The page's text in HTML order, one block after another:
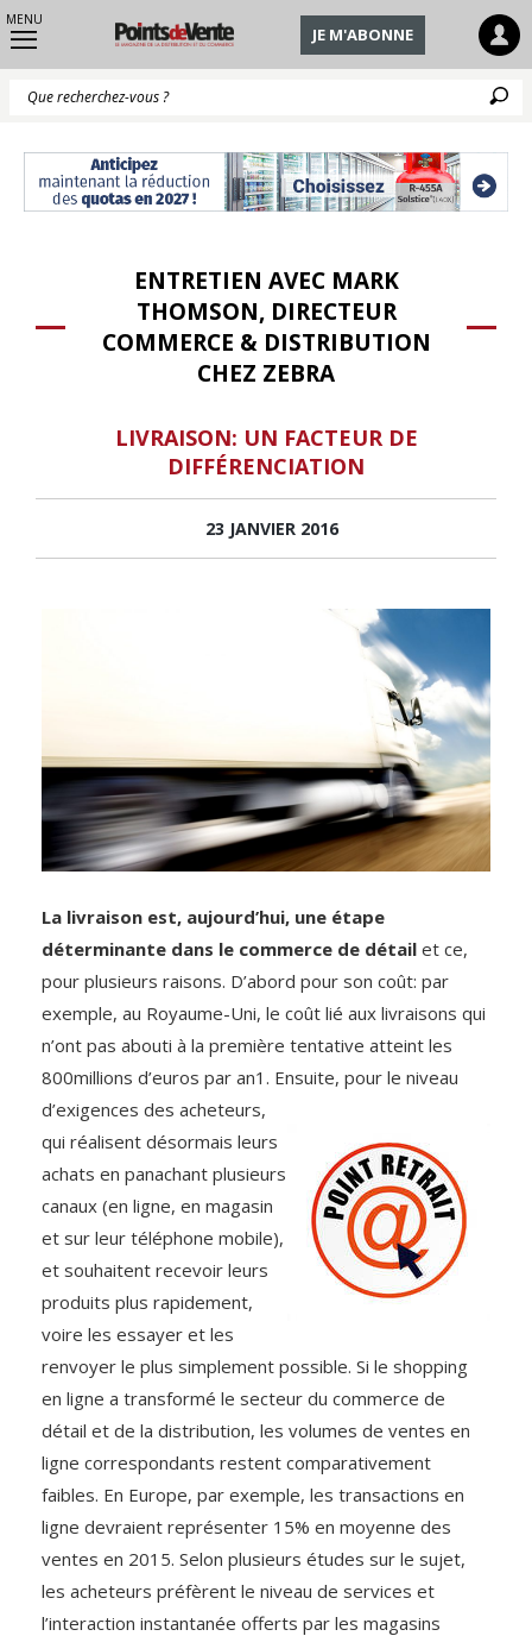
MENU
JE M'ABONNE
ENTRETIEN AVEC MARK
THOMSON, DIRECTEUR
COMMERCE & DISTRIBUTION
CHEZ ZEBRA
LIVRAISON: UN FACTEUR DE
DIFFÉRENCIATION
23 JANVIER 2016
La livraison est, aujourd’hui, une étape
déterminante dans le commerce de détail et ce,
pour plusieurs raisons. D’abord pour son coût: par
exemple, au Royaume-Uni, le coût lié aux livraisons qui
n’ont pas abouti à la première tentative atteint les
800millions d’euros par an1. Ensuite, pour le niveau
d’exigences des acheteurs,
qui réalisent désormais leurs
achats en panachant plusieurs
canaux (en ligne, en magasin
et sur leur téléphone mobile),
et souhaitent recevoir leurs
produits plus rapidement,
voire les essayer et les
renvoyer le plus simplement possible. Si le shopping
en ligne a transformé le secteur du commerce de
détail et de la distribution, les volumes de ventes en
ligne correspondants restent comparativement
faibles. En Europe, par exemple, les transactions en
ligne devraient représenter 15% en moyenne des
ventes en 2015. Selon plusieurs études sur le sujet,
les acheteurs préfèrent le niveau de services et
l’interaction instantanée offerts par les magasins